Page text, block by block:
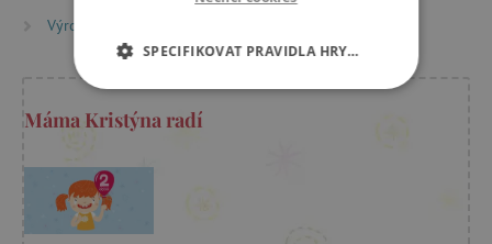
Výrobci
Máma Kristýna radí
SPECIFIKOVAT PRAVIDLA HRY…